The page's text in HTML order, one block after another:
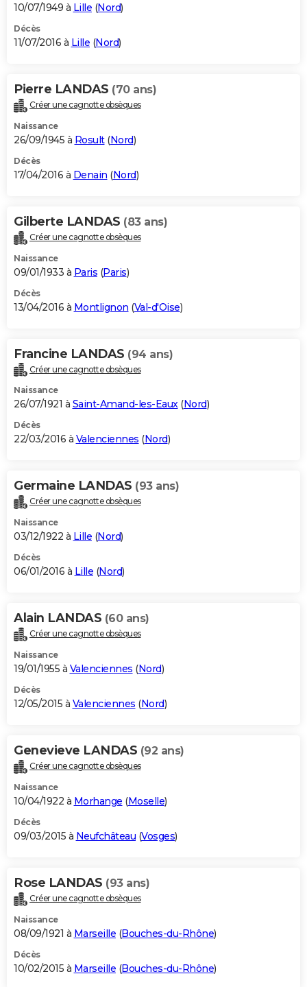
10/07/1949 à Lille (Nord)
Décès
11/07/2016 à Lille (Nord)
Pierre LANDAS (70 ans)
Créer une cagnotte obsèques
Naissance
26/09/1945 à Rosult(Nord)
Décès
17/04/2016 à Denain (Nord)
Gilberte LANDAS (83 ans)
Créer une cagnotte obsèques
Naissance
09/01/1933 à Paris (Paris)
Décès
13/04/2016 à Montlignon (Val-d'Oise)
Francine LANDAS (94 ans)
Créer une cagnotte obsèques
Naissance
26/07/1921 à Saint-Amand-les-Eaux(Nord)
Décès
22/03/2016 à Valenciennes (Nord)
Germaine LANDAS (93 ans)
Créer une cagnotte obsèques
Naissance
03/12/1922 à Lille (Nord)
Décès
06/01/2016 à Lille (Nord)
Alain LANDAS (60 ans)
Créer une cagnotte obsèques
Naissance
19/01/1955 à Valenciennes (Nord)
Décès
12/05/2015 à Valenciennes (Nord)
Genevieve LANDAS (92 ans)
Créer une cagnotte obsèques
Naissance
10/04/1922 à Morhange (Moselle)
Décès
09/03/2015 à Neufchâteau (Vosges)
Rose LANDAS (93 ans)
Créer une cagnotte obsèques
Naissance
08/09/1921 à Marseille (Bouches-du-Rhône)
Décès
10/02/2015 à Marseille (Bouches-du-Rhône)